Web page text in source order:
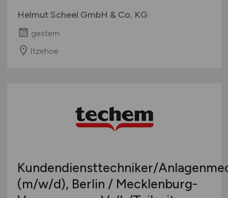
Helmut Scheel GmbH & Co. KG
gestern
Itzehoe
Kundendiensttechniker/
(m/w/d), Berlin / Mecklenburg-